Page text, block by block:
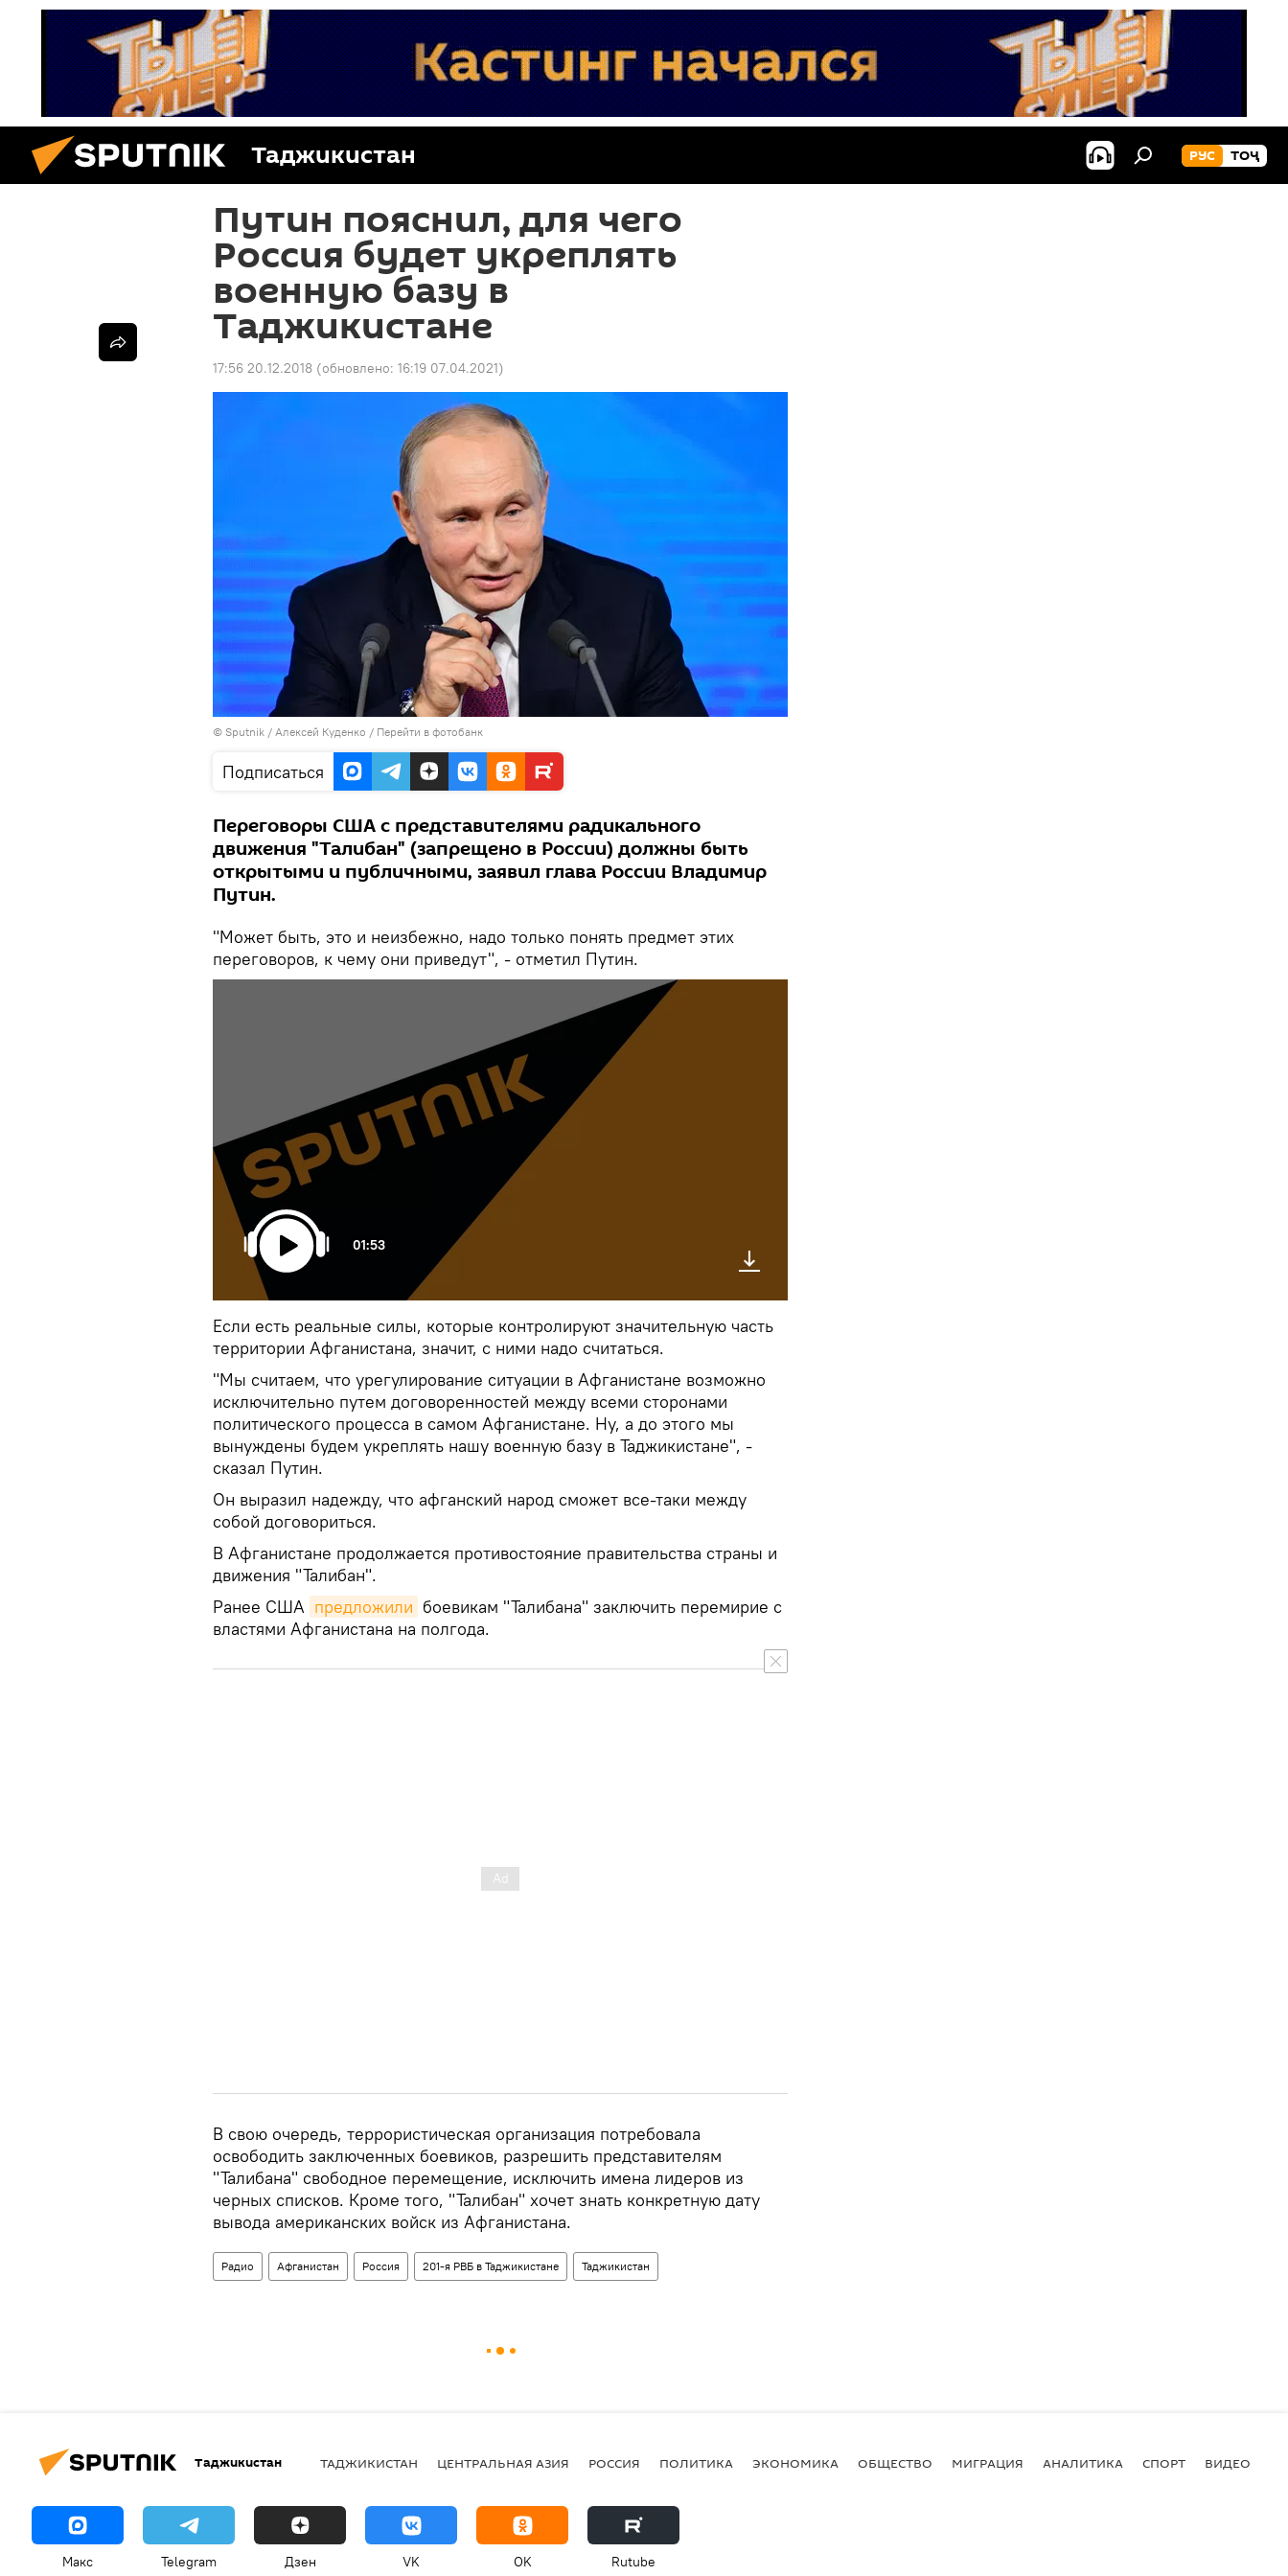
Таджикистан РУС ТОҶ
Путин пояснил, для чего
Россия будет укреплять
военную базу в
Таджикистане
17:56 20.12.2018 (обновлено: 16:19 07.04.2021)
© Sputnik / Алексей Куденко / Перейти в фотобанк
Подписаться
Переговоры США с представителями радикального
движения "Талибан" (запрещено в России) должны быть
открытыми и публичными, заявил глава России Владимир
Путин.
"Может быть, это и неизбежно, надо только понять предмет этих
переговоров, к чему они приведут", - отметил Путин.
01:53
Если есть реальные силы, которые контролируют значительную часть
территории Афганистана, значит, с ними надо считаться.
"Мы считаем, что урегулирование ситуации в Афганистане возможно
исключительно путем договоренностей между всеми сторонами
политического процесса в самом Афганистане. Ну, а до этого мы
вынуждены будем укреплять нашу военную базу в Таджикистане", -
сказал Путин.
Он выразил надежду, что афганский народ сможет все-таки между
собой договориться.
В Афганистане продолжается противостояние правительства страны и
движения "Талибан".
Ранее США предложили боевикам "Талибана" заключить перемирие с
властями Афганистана на полгода.
В свою очередь, террористическая организация потребовала
освободить заключенных боевиков, разрешить представителям
"Талибана" свободное перемещение, исключить имена лидеров из
черных списков. Кроме того, "Талибан" хочет знать конкретную дату
вывода американских войск из Афганистана.
Радио Афганистан Россия 201-я РВБ в Таджикистане Таджикистан
Таджикистан ТАДЖИКИСТАН ЦЕНТРАЛЬНАЯ АЗИЯ РОССИЯ ПОЛИТИКА ЭКОНОМИКА ОБЩЕСТВО МИГРАЦИЯ АНАЛИТИКА СПОРТ ВИДЕО
Макс Telegram Дзен VK OK Rutube